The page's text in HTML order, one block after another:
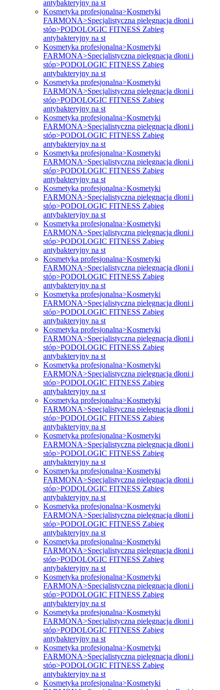
antybakteryjny na st
Kosmetyka profesjonalna>Kosmetyki
FARMONA>Specjalistyczna pielęgnacja dłoni i
stóp>PODOLOGIC FITNESS Zabieg
antybakteryjny na st
Kosmetyka profesjonalna>Kosmetyki
FARMONA>Specjalistyczna pielęgnacja dłoni i
stóp>PODOLOGIC FITNESS Zabieg
antybakteryjny na st
Kosmetyka profesjonalna>Kosmetyki
FARMONA>Specjalistyczna pielęgnacja dłoni i
stóp>PODOLOGIC FITNESS Zabieg
antybakteryjny na st
Kosmetyka profesjonalna>Kosmetyki
FARMONA>Specjalistyczna pielęgnacja dłoni i
stóp>PODOLOGIC FITNESS Zabieg
antybakteryjny na st
Kosmetyka profesjonalna>Kosmetyki
FARMONA>Specjalistyczna pielęgnacja dłoni i
stóp>PODOLOGIC FITNESS Zabieg
antybakteryjny na st
Kosmetyka profesjonalna>Kosmetyki
FARMONA>Specjalistyczna pielęgnacja dłoni i
stóp>PODOLOGIC FITNESS Zabieg
antybakteryjny na st
Kosmetyka profesjonalna>Kosmetyki
FARMONA>Specjalistyczna pielęgnacja dłoni i
stóp>PODOLOGIC FITNESS Zabieg
antybakteryjny na st
Kosmetyka profesjonalna>Kosmetyki
FARMONA>Specjalistyczna pielęgnacja dłoni i
stóp>PODOLOGIC FITNESS Zabieg
antybakteryjny na st
Kosmetyka profesjonalna>Kosmetyki
FARMONA>Specjalistyczna pielęgnacja dłoni i
stóp>PODOLOGIC FITNESS Zabieg
antybakteryjny na st
Kosmetyka profesjonalna>Kosmetyki
FARMONA>Specjalistyczna pielęgnacja dłoni i
stóp>PODOLOGIC FITNESS Zabieg
antybakteryjny na st
Kosmetyka profesjonalna>Kosmetyki
FARMONA>Specjalistyczna pielęgnacja dłoni i
stóp>PODOLOGIC FITNESS Zabieg
antybakteryjny na st
Kosmetyka profesjonalna>Kosmetyki
FARMONA>Specjalistyczna pielęgnacja dłoni i
stóp>PODOLOGIC FITNESS Zabieg
antybakteryjny na st
Kosmetyka profesjonalna>Kosmetyki
FARMONA>Specjalistyczna pielęgnacja dłoni i
stóp>PODOLOGIC FITNESS Zabieg
antybakteryjny na st
Kosmetyka profesjonalna>Kosmetyki
FARMONA>Specjalistyczna pielęgnacja dłoni i
stóp>PODOLOGIC FITNESS Zabieg
antybakteryjny na st
Kosmetyka profesjonalna>Kosmetyki
FARMONA>Specjalistyczna pielęgnacja dłoni i
stóp>PODOLOGIC FITNESS Zabieg
antybakteryjny na st
Kosmetyka profesjonalna>Kosmetyki
FARMONA>Specjalistyczna pielęgnacja dłoni i
stóp>PODOLOGIC FITNESS Zabieg
antybakteryjny na st
Kosmetyka profesjonalna>Kosmetyki
FARMONA>Specjalistyczna pielęgnacja dłoni i
stóp>PODOLOGIC FITNESS Zabieg
antybakteryjny na st
Kosmetyka profesjonalna>Kosmetyki
FARMONA>Specjalistyczna pielęgnacja dłoni i
stóp>PODOLOGIC FITNESS Zabieg
antybakteryjny na st
Kosmetyka profesjonalna>Kosmetyki
FARMONA>Specjalistyczna pielęgnacja dłoni i
stóp>PODOLOGIC FITNESS Zabieg
antybakteryjny na st
Kosmetyka profesjonalna>Kosmetyki